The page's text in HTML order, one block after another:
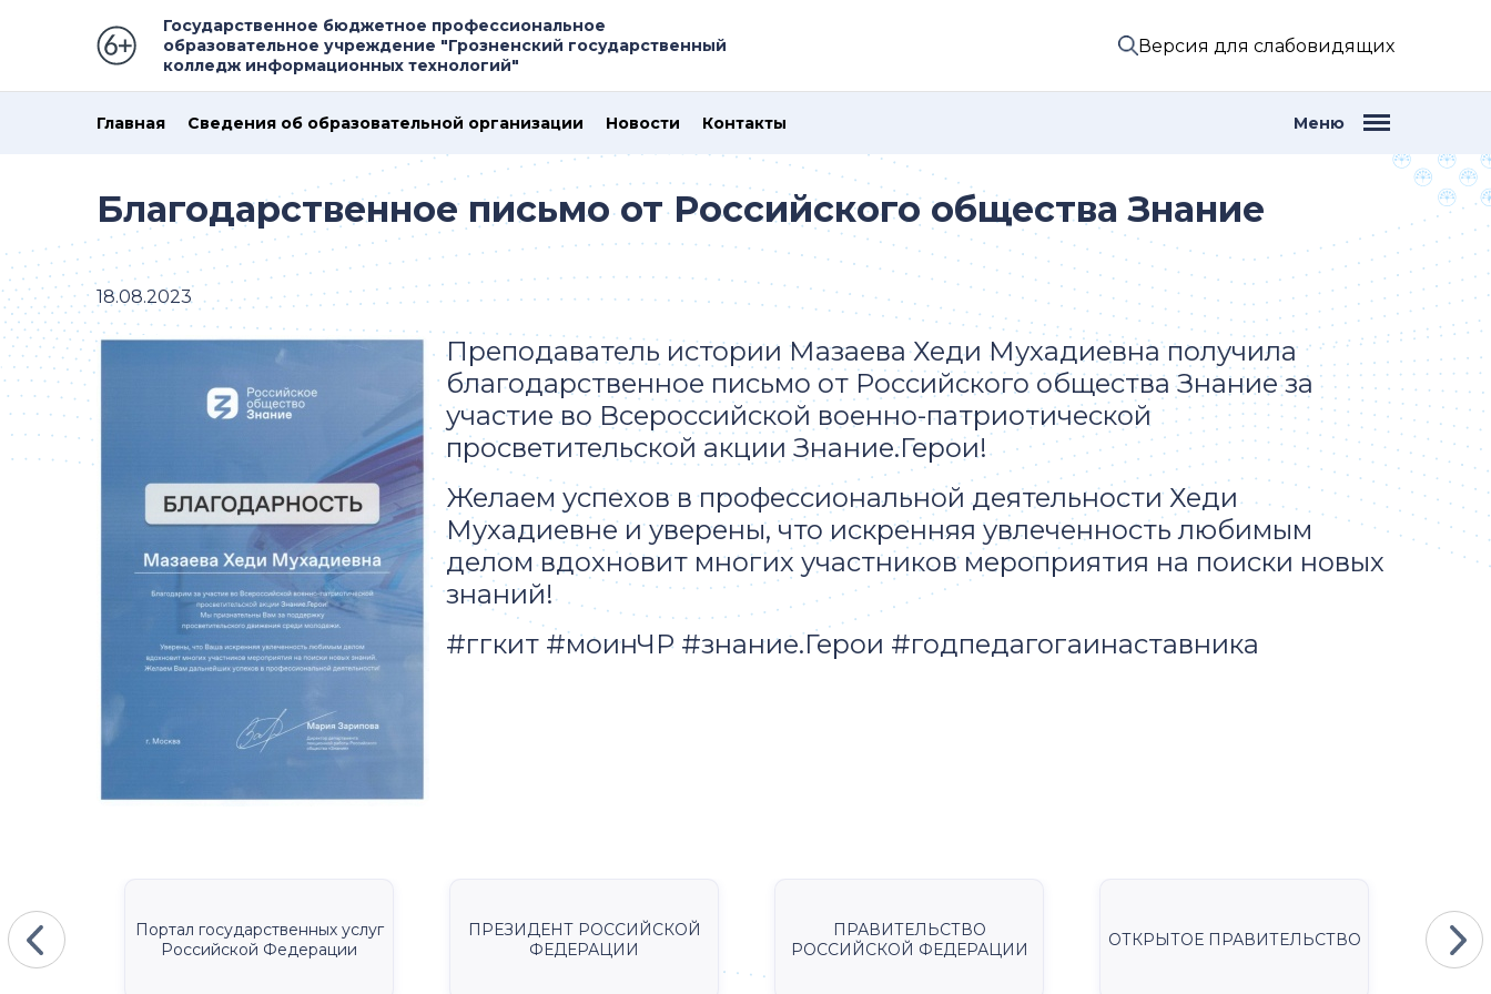
Государственное бюджетное профессиональное
образовательное учреждение "Грозненский государственный
колледж информационных технологий"
Версия для слабовидящих
Главная Сведения об образовательной организации Новости Контакты Меню
Благодарственное письмо от Российского общества Знание
18.08.2023
Преподаватель истории Мазаева Хеди Мухадиевна получила
благодарственное письмо от Российского общества Знание за
участие во Всероссийской военно-патриотической
просветительской акции Знание.Герои!
Желаем успехов в профессиональной деятельности Хеди
Мухадиевне и уверены, что искренняя увлеченность любимым
делом вдохновит многих участников мероприятия на поиски новых
знаний!
#ггкит #моинЧР #знание.Герои #годпедагогаинаставника
Портал государственных услуг
Российской Федерации
ПРЕЗИДЕНТ РОССИЙСКОЙ
ФЕДЕРАЦИИ
ПРАВИТЕЛЬСТВО
РОССИЙСКОЙ ФЕДЕРАЦИИ
ОТКРЫТОЕ ПРАВИТЕЛЬСТВО